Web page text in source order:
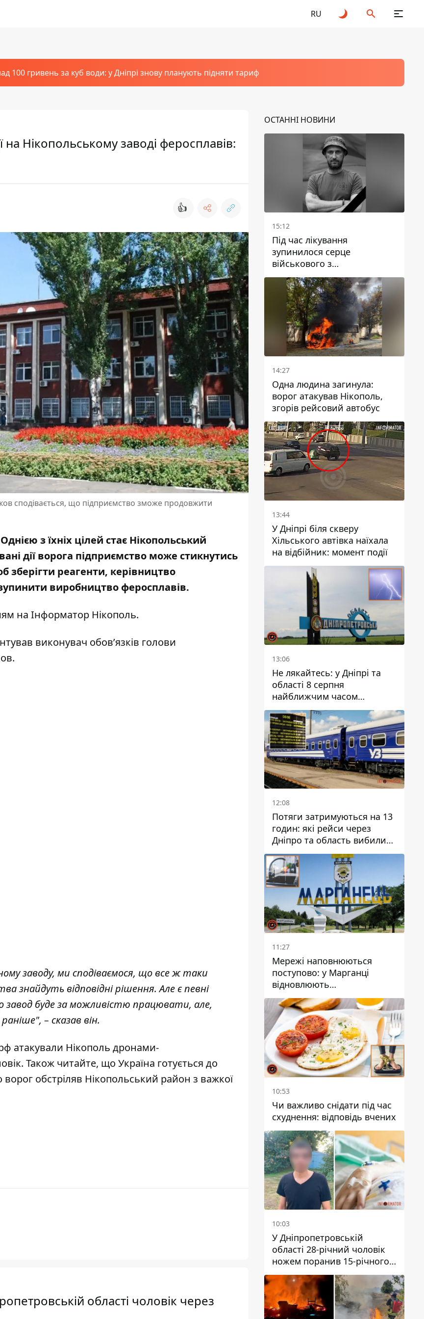
RU
100 гривень за куб води: у Дніпрі знову планують підняти тариф
Нікопольському заводі феросплавів:
👍
сподівається, що підприємство зможе продовжити
з їхніх цілей стає Нікопольський
дії ворога підприємство може стикнутись
зберігти реагенти, керівництво
виробництво феросплавів.
на Інформатор Нікополь.
виконувач обов’язків голови
заводу, ми сподіваємося, що все ж таки
знайдуть відповідні рішення. Але є певні
буде за можливістю працювати, але,
– сказав він.
атакували Нікополь дронами-
Також читайте, що Україна готується до
ворог обстріляв Нікопольський район з важкої
області чоловік через
ОСТАННІ НОВИНИ
15:12
Під час лікування
зупинилося серце
військового з
Дніпропетровської області
Ростислава Лупашка
14:27
Одна людина загинула:
ворог атакував Нікополь,
згорів рейсовий автобус
13:44
У Дніпрі біля скверу
Хільського автівка наїхала
на відбійник: момент події
13:06
Не лякайтесь: у Дніпрі та
області 8 серпня
найближчим часом
очікується гроза
12:08
Потяги затримуються на 13
годин: які рейси через
Дніпро та область вибилися
з графіка
11:27
Мережі наповнюються
поступово: у Марганці
відновлюють
водопостачання
10:53
Чи важливо снідати під час
схуднення: відповідь вчених
10:03
У Дніпропетровській
області 28-річний чоловік
ножем поранив 15-річного
хлопця